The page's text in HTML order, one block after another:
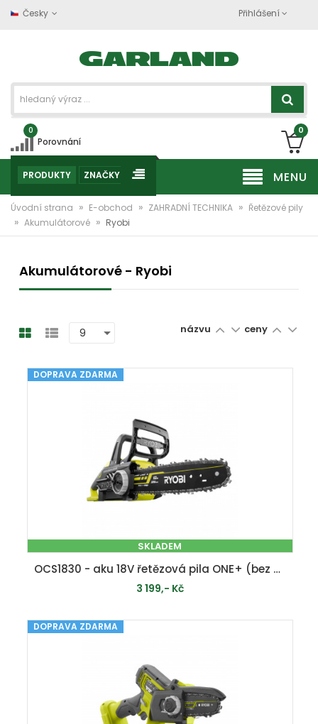
Česky Přihlášení
0
Porovnání
0
MENU
PRODUKTY ZNAČKY
Úvodní strana » E-obchod » ZAHRADNÍ TECHNIKA » Řetězové pily
» Akumulátorové » Ryobi
Akumulátorové - Ryobi
názvu ceny
DOPRAVA ZDARMA
SKLADEM
OCS1830 - aku 18V řetězová pila ONE+ (bez baterie a nabíječky)
3 199,- Kč
DOPRAVA ZDARMA